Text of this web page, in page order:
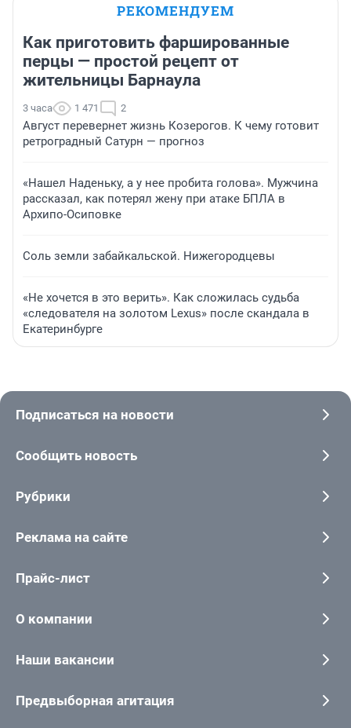
РЕКОМЕНДУЕМ
Как приготовить фаршированные
перцы — простой рецепт от
жительницы Барнаула
3 часа 1 471 2
Август перевернет жизнь Козерогов. К чему готовит
ретроградный Сатурн — прогноз
«Нашел Наденьку, а у нее пробита голова». Мужчина
рассказал, как потерял жену при атаке БПЛА в
Архипо-Осиповке
Соль земли забайкальской. Нижегородцевы
«Не хочется в это верить». Как сложилась судьба
«следователя на золотом Lexus» после скандала в
Екатеринбурге
Подписаться на новости
Сообщить новость
Рубрики
Реклама на сайте
Прайс-лист
О компании
Наши вакансии
Предвыборная агитация